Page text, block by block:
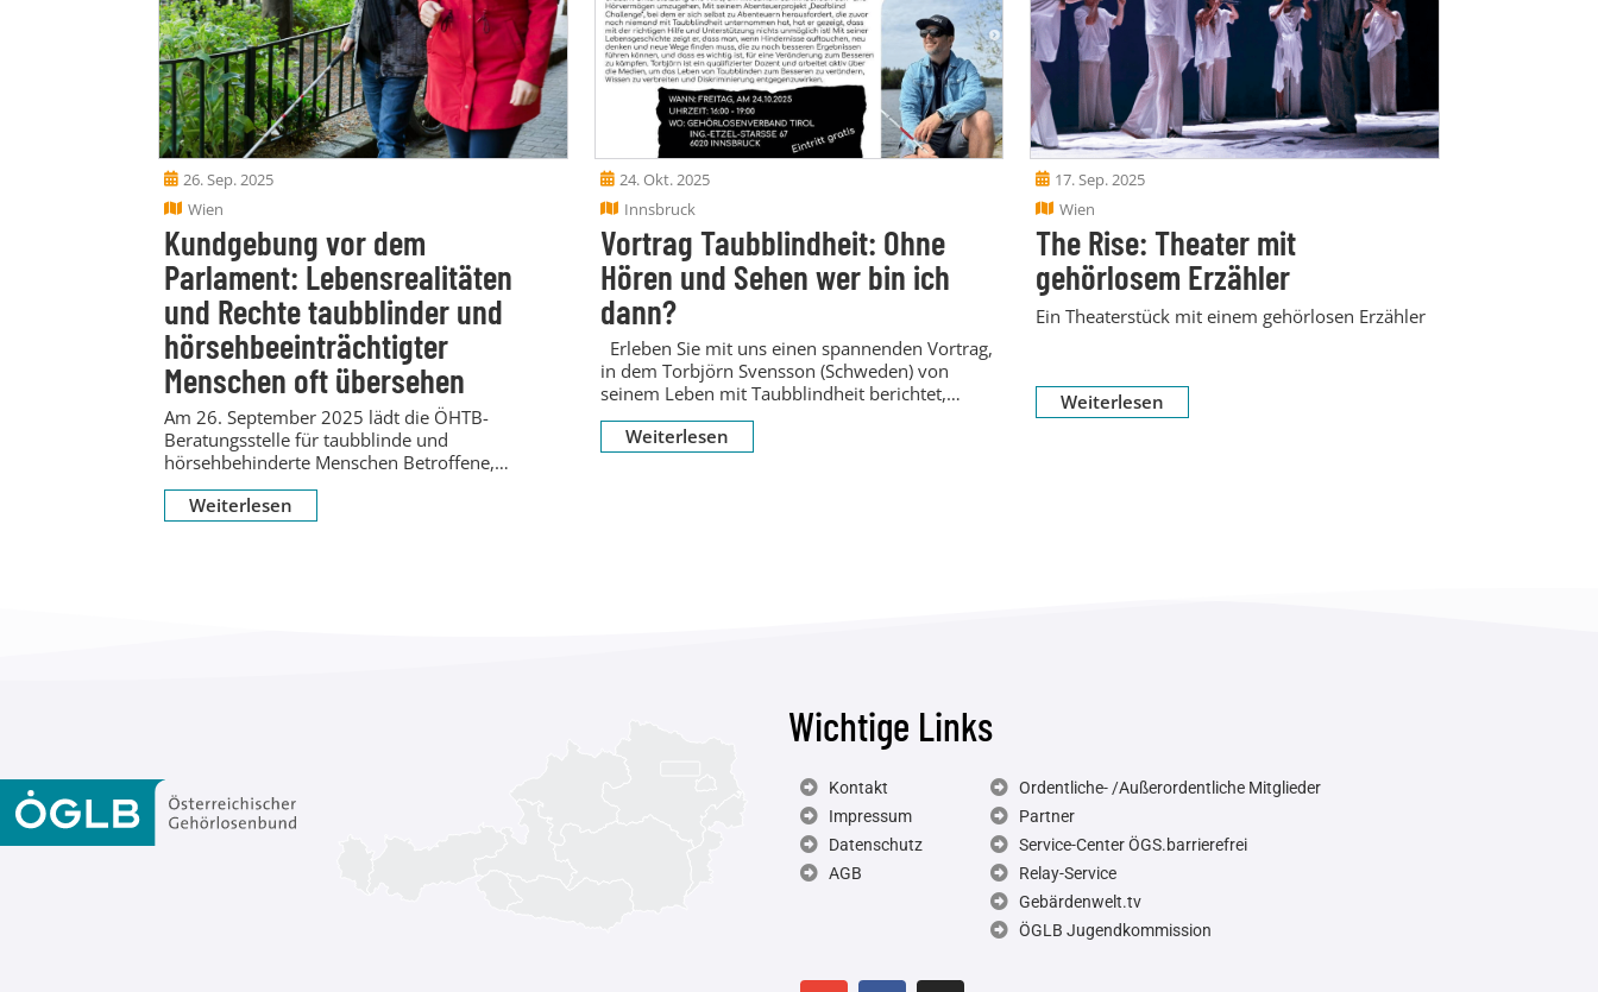
26. Sep. 2025
Wien
Kundgebung vor dem
Parlament: Lebensrealitäten
und Rechte taubblinder und
hörsehbeeinträchtigter
Menschen oft übersehen
Am 26. September 2025 lädt die ÖHTB-
Beratungsstelle für taubblinde und
hörsehbehinderte Menschen Betroffene,
Angehörige, Interessierte und Medien zur
öffentlichen Kundgebung...
Weiterlesen
24. Okt. 2025
Innsbruck
Vortrag Taubblindheit: Ohne
Hören und Sehen wer bin ich
dann?
Erleben Sie mit uns einen spannenden Vortrag,
in dem Torbjörn Svensson (Schweden) von
seinem Leben mit Taubblindheit berichtet,
welche...
Weiterlesen
17. Sep. 2025
Wien
The Rise: Theater mit
gehörlosem Erzähler
Ein Theaterstück mit einem gehörlosen Erzähler
Weiterlesen
Wichtige Links
Kontakt
Impressum
Datenschutz
AGB
Ordentliche- /Außerordentliche Mitglieder
Partner
Service-Center ÖGS.barrierefrei
Relay-Service
Gebärdenwelt.tv
ÖGLB Jugendkommission